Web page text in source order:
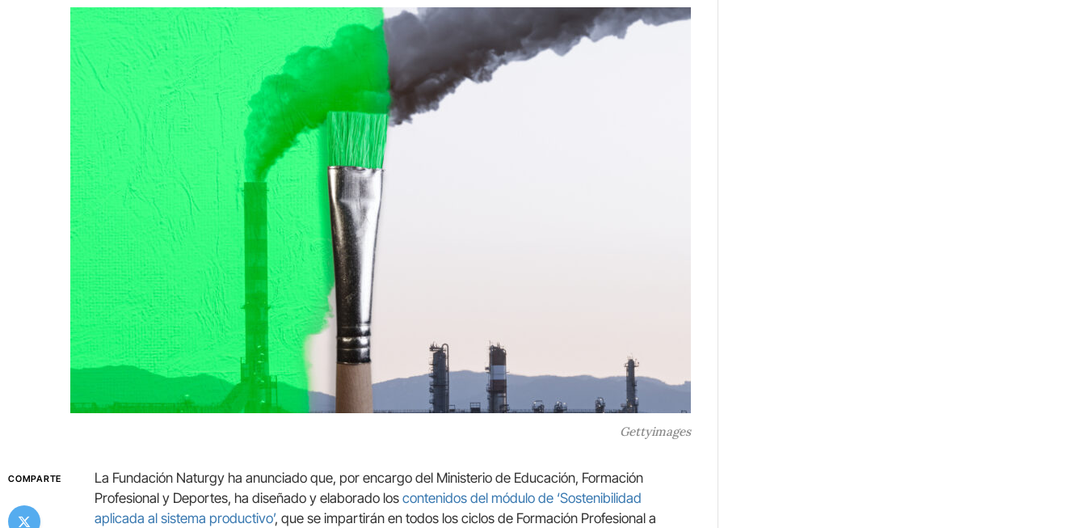
Gettyimages
COMPARTE
La Fundación Naturgy ha anunciado que, por encargo del Ministerio de Educación, Formación
Profesional y Deportes, ha diseñado y elaborado loscontenidos del módulo de ‘Sostenibilidad
aplicada al sistema productivo’, que se impartirán en todos los ciclos de Formación Profesional a